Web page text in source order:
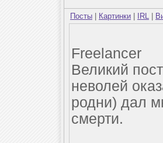
Посты Картинки IRL
Freelancer
Великий
неволей
родни) дал
смерти.